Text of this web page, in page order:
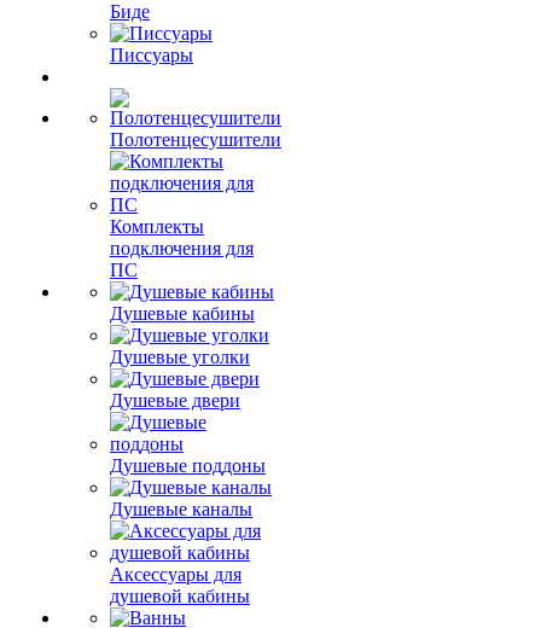
Биде
Писсуары
Полотенцесушители
Комплекты
подключения для
ПС
Душевые кабины
Душевые уголки
Душевые двери
Душевые поддоны
Душевые каналы
Аксессуары для
душевой кабины